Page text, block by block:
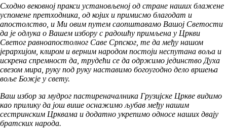
Сходно вековној пракси установљеној од стране наших блажене
успомене претходника, од којих и примисмо благодат и
апостолство, и Ми овим путем саопштавамо Вашој Светости
да је одлука о Вашем избору с радошћу примљена у Цркви
Светог равноапостолног Саве Српског, те да међу нашом
јерархијом, клиром и верним народом постоји неспутана воља и
искрена спремност да, трудећи се да одржимо јединство Духа
свезом мира, руку под руку наставимо богоугодно дело вршења
воље Божје у свету.
Ваш избор за мудрог пастиреначалника Грузијске Цркве видимо
као прилику да још више оснажимо љубав међу нашим
сестринским Црквама и додатно укрепимо односе наших двају
братских народа.